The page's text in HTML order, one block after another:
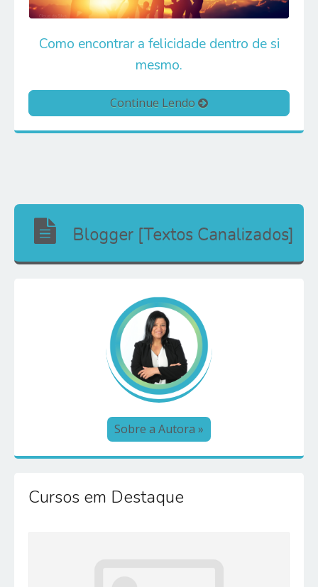
Como encontrar a felicidade dentro de si
mesmo.
Continue Lendo
Blogger [Textos Canalizados]
Sobre a Autora »
Cursos em Destaque